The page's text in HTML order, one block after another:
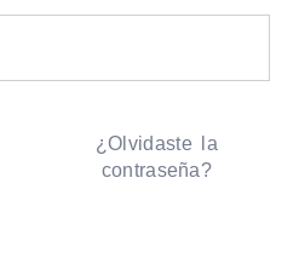
¿Olvidaste la
contraseña?